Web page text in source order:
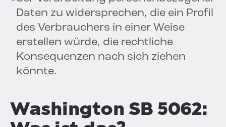
Daten zu widersprechen, die ein Profil
des Verbrauchers in einer Weise
erstellen würde, die rechtliche
Konsequenzen nach sich ziehen
könnte.
Washington SB 5062: